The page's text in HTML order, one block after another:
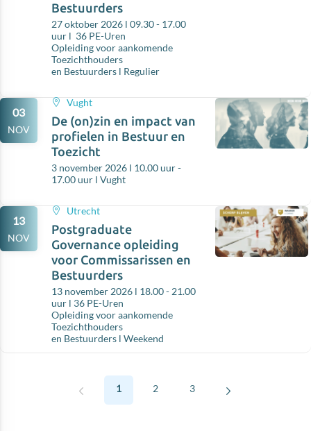
Bestuurders
27 oktober 2026 l 09.30 - 17.00
uur l 36 PE-Uren
Opleiding voor aankomende
Toezichthouders
en Bestuurders l Regulier
03
NOV
Vught
De (on)zin en impact van
profielen in Bestuur en
Toezicht
3 november 2026 l 10.00 uur -
17.00 uur l Vught
13
NOV
Utrecht
Postgraduate
Governance opleiding
voor Commissarissen en
Bestuurders
13 november 2026 l 18.00 - 21.00
uur l 36 PE-Uren
Opleiding voor aankomende
Toezichthouders
en Bestuurders l Weekend
1 2 3